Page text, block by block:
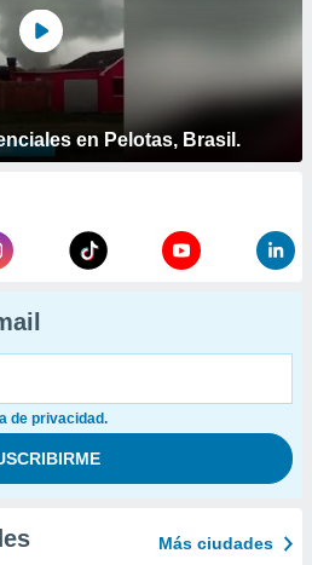
en Pelotas, Brasil.
de privacidad.
Más ciudades